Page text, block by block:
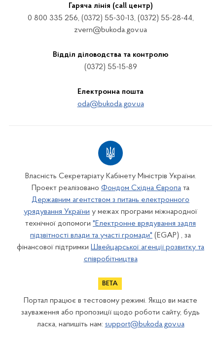
Гаряча лінія (call центр)
0 800 335 256, (0372) 55-30-13, (0372) 55-28-44,
zvern@bukoda.gov.ua
Відділ діловодства та контролю
(0372) 55-15-89
Електронна пошта
oda@bukoda.gov.ua
Власність Секретаріату Кабінету Міністрів України.
Проект реалізовано Фондом Східна Європа та
Державним агентством з питань електронного
урядування України у межах програми міжнародної
технічної допомоги "Електронне врядування задля
підзвітності влади та участі громади" (EGAP) , за
фінансової підтримки Швейцарської агенції розвитку та
співробітництва
Портал працює в тестовому режимі. Якщо ви маєте
зауваження або пропозиції щодо роботи сайту, будь
ласка, напишіть нам: support@bukoda.gov.ua